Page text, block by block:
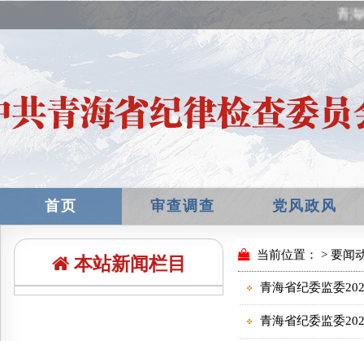
青海
首页 审查调查 党风政风
本站新闻栏目